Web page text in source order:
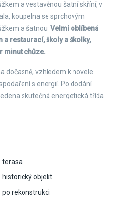
a vestavěnou šatní skříní, v
koupelna se sprchovým
a šatnou. Velmi oblíbená
a restaurací, školy a školky,
minut chůze.
dočasně, vzhledem k novele
s energií. Po dodání
skutečná energetická třída
terasa
historický objekt
po rekonstrukci